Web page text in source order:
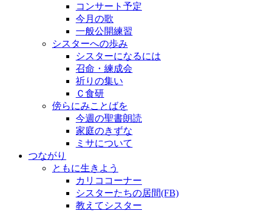
コンサート予定
今月の歌
一般公開練習
シスターへの歩み
シスターになるには
召命・練成会
祈りの集い
Ｃ食研
傍らにみことばを
今週の聖書朗読
家庭のきずな
ミサについて
つながり
ともに生きよう
カリココーナー
シスターたちの居間(FB)
教えてシスター